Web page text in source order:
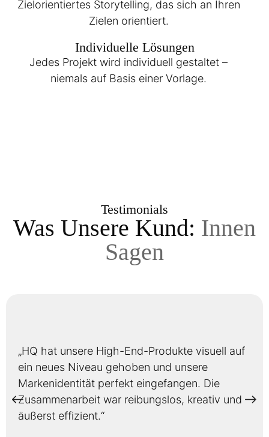
Zielorientiertes Storytelling, das sich an Ihren
Zielen orientiert.
Individuelle Lösungen
Jedes Projekt wird individuell gestaltet –
niemals auf Basis einer Vorlage.
Testimonials
Was Unsere Kund: Innen
Sagen
„HQ hat unsere High-End-Produkte visuell auf
ein neues Niveau gehoben und unsere
Markenidentität perfekt eingefangen. Die
Zusammenarbeit war reibungslos, kreativ und
äußerst effizient.“